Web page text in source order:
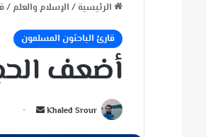
الرئيسية / الإسلام والعلم/
قارئ الباحثون المسلمون
أضعف
Khaled Srour
أ